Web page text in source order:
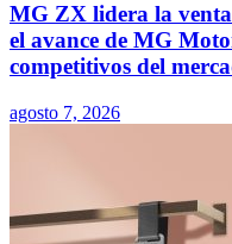
MG ZX lidera la
el avance de MG
competitivos del
agosto 7, 2026